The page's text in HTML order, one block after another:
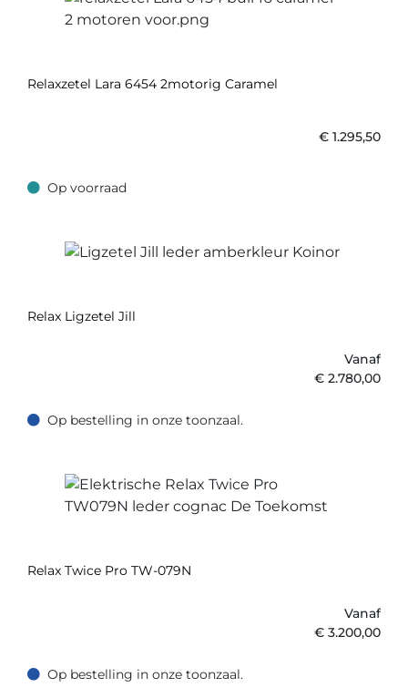
Relaxzetel Lara 6454 2motorig Caramel
€ 1.295,50
Op voorraad
Op voorraad
Relax Ligzetel Jill
Vanaf
€ 2.780,00
Op bestelling in onze toonzaal.
Op bestelling in onze toonzaal.
Relax Twice Pro TW-079N
Vanaf
€ 3.200,00
Op bestelling in onze toonzaal.
Op bestelling in onze toonzaal.